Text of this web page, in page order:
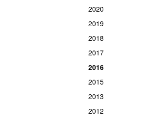
2020
2019
2018
2017
2016
2015
2013
2012